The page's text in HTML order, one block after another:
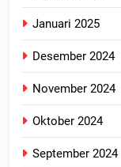
Januari 2025
Desember 2024
November 2024
Oktober 2024
September 2024